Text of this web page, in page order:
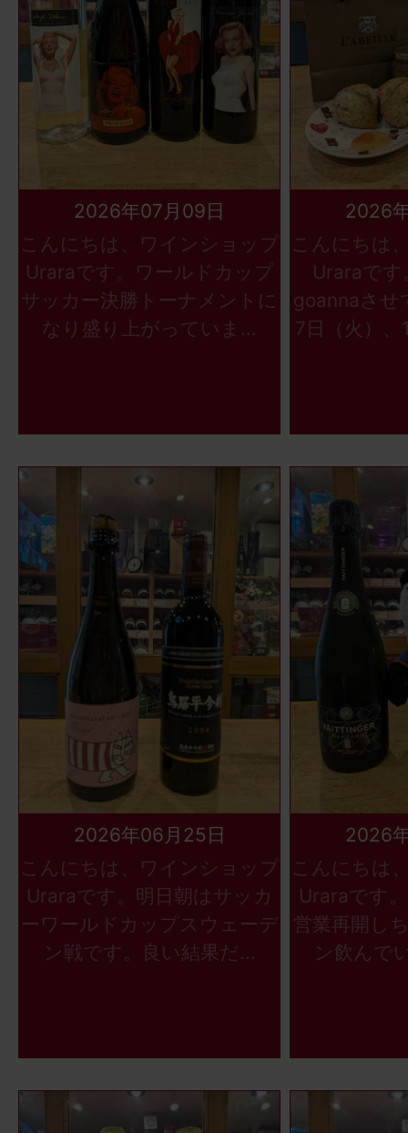
2026年07月09日
こんにちは、ワインショップ
Uraraです。ワールドカップ
サッカー決勝トーナメントに
なり盛り上がっていま...
2026
こんにちは
Uraraです
goannaさせ
7日（火）
2026年06月25日
こんにちは、ワインショップ
Uraraです。明日朝はサッカ
ーワールドカップスウェーデ
ン戦です。良い結果だ...
2026
こんにちは
Uraraです
営業再開し
ン飲んで